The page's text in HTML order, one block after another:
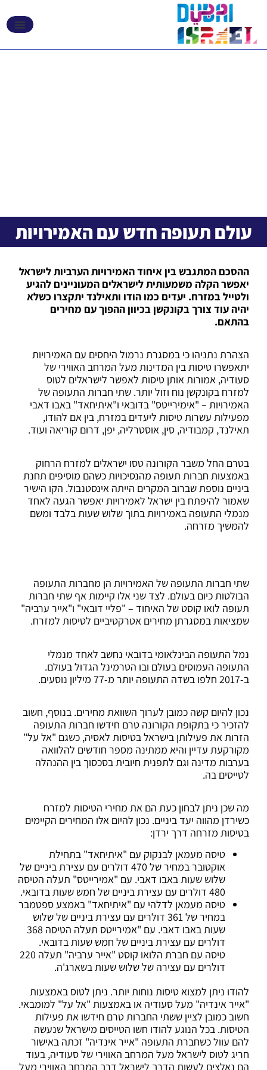
עולם תעופה חדש עם האמירויות
ההסכם המתגבש בין איחוד האמירויות הערביות לישראל
יאפשר הקלה משמעותית לישראלים המעוניינים להגיע
ולטייל במזרח. יעדים כמו הודו ותאילנד יתקצרו כשלא
יהיה עוד צורך בקונקשן בכיוון ההפוך עם מחירים
בהתאם.
הצהרת נתניהו כי במסגרת נרמול היחסים עם האמירויות
יתאפשרו טיסות בין המדינות מעל המרחב האווירי של
סעודיה, אמורות אותן טיסות לאפשר לישראלים לטוס
למזרח בקונקשן נוח וזול יותר. שתי חברות התעופה של
האמירויות – "אימירייטס" בדובאי ו"איתיחאד" באבו דאבי
מפעילות עשרות טיסות ליעדים במזרח, בין אם להודו,
תאילנד, קמבודיה, סין, אוסטרליה, יפן, דרום קוריאה ועוד.
בטרם החל משבר הקורונה טסו ישראלים למזרח הרחוק
באמצעות חברות תעופה מהנסיכויות כשהם מוסיפים תחנת
ביניים נוספת שברוב המקרים הייתה אינסטנבול. הקו הישיר
שאמור להיפתח בין ישראל לאמירויות יאפשר הגעה לאחד
מנמלי התעופה באמירויות בתוך שלוש שעות בלבד ומשם
להמשיך מזרחה.
שתי חברות התעופה של האמירויות הן מחברות התעופה
הבולטות כיום בעולם. לצד שני אלו קיימות אף שתי חברות
תעופה לואו קוסט של האיחוד – "פליי דובאי" ו"אייר ערביה"
שמציאות במסגרתן מחירים אטרקטיביים לטיסות למזרח.
נמל התעופה הבינלאומי בדובאי נחשב לאחד מנמלי
התעופה העמוסים בעולם ובו הטרמינל הגדול בעולם.
ב-2017 חלפו בשדה התעופה יותר מ-77 מיליון נוסעים.
נכון להיום קשה כמובן לערוך השוואת מחירים. בנוסף, חשוב
להזכיר כי בתקופת הקורונה טרם חידשו חברות התעופה
הזרות את פעילותן בישראל בטיסות לאסיה, כשגם "אל על"
מקורקעת עדיין והיא ממתינה מספר חודשים להלוואה
בערבות מדינה וגם לתפנית חיובית בסכסוך בין ההנהלה
לטייסים בה.
מה שכן ניתן לבחון כעת הם את מחירי הטיסות למזרח
כשירדן מהווה יעד ביניים. נכון להיום אלו המחירים הקיימים
בטיסות מזרחה דרך ירדן:
טיסה מעמאן לבנקוק עם "איתיחאד" בתחילת
אוקטובר במחיר של 470 דולרים עם עצירת ביניים של
שלוש שעות באבו דאבי. עם "אמירייטס" תעלה הטיסה
480 דולרים עם עצירת ביניים של חמש שעות בדובאי.
טיסה מעמאן לדלהי עם "איתיחאד" באמצע ספטמבר
במחיר של 361 דולרים עם עצירת ביניים של שלוש
שעות באבו דאבי. עם "אמירייטס תעלה הטיסה 368
דולרים עם עצירת ביניים של חמש שעות בדובאי.
טיסה עם חברת הלואו קוסט "אייר ערביה" תעלה 220
דולרים עם עצירה של שלוש שעות בשארג'ה.
להודו ניתן למצוא טיסות נוחות יותר. ניתן לטוס באמצעות
"אייר אינדיה" מעל סעודיה או באמצעות "אל על" למומבאי.
חשוב כמובן לציין ששתי החברות טרם חידשו את פעילות
הטיסות. בכל הנוגע להודו חשו הטייסים מישראל שנעשה
להם עוול כשחברת התעופה "אייר אינדיה" זכתה באישור
חריג לטוס לישראל מעל המרחב האווירי של סעודיה, בעוד
הם נאלצים לעשות הדרך לישראל דרך המרחב האווירי מעל